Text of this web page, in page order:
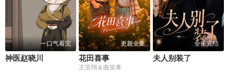
一口气看完
神医赵晓川
更新全集
花田喜事
王浩翔＆曲笑孝
全集完结
夫人别装了